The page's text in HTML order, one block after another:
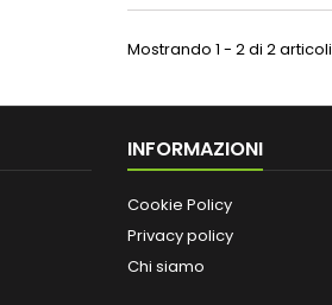
Mostrando 1 - 2 di 2 articoli
INFORMAZIONI
Cookie Policy
Privacy policy
Chi siamo